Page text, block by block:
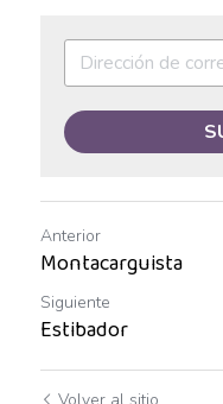
Ayudante de
Ayudante de
Ayudante
Anterior
Montacarguista
Siguiente
Estibador